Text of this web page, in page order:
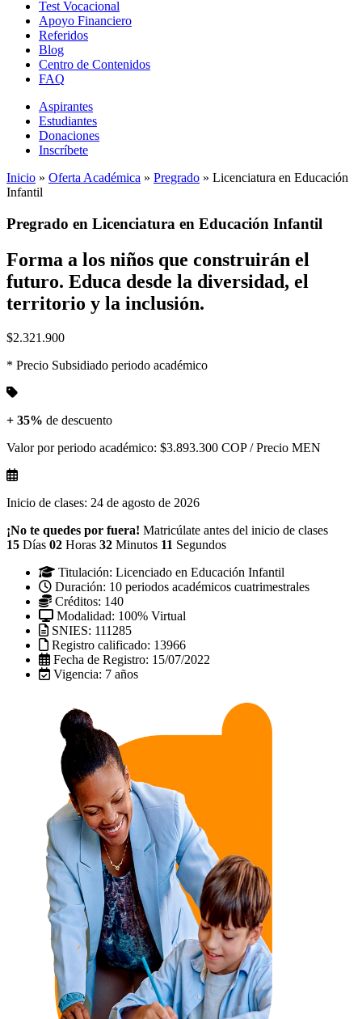
Test Vocacional
Apoyo Financiero
Referidos
Blog
Centro de Contenidos
FAQ
Aspirantes
Estudiantes
Donaciones
Inscríbete
Inicio » Oferta Académica » Pregrado » Licenciatura en Educación
Infantil
Pregrado en Licenciatura en Educación Infantil
Forma a los niños que construirán el
futuro. Educa desde la diversidad, el
territorio y la inclusión.
$2.321.900
* Precio Subsidiado periodo académico
+ 35% de descuento
Valor por periodo académico: $3.893.300 COP/ Precio MEN
Inicio de clases: 24 de agosto de 2026
¡No te quedes por fuera! Matricúlate antes del inicio de clases
15 Días 02 Horas 32 Minutos 11 Segundos
Titulación: Licenciado en Educación Infantil
Duración: 10 periodos académicos cuatrimestrales
Créditos: 140
Modalidad: 100% Virtual
SNIES: 111285
Registro calificado: 13966
Fecha de Registro: 15/07/2022
Vigencia: 7 años